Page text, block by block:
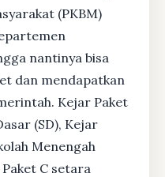
(PKBM)
nantinya bisa
dan mendapatkan
Kejar Paket
(SD), Kejar
Menengah
C setara